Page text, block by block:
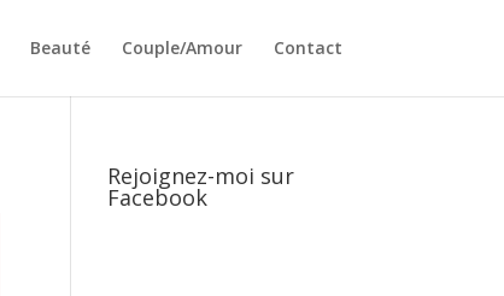
Beauté Couple/Amour Contact
Rejoignez-moi sur
Facebook